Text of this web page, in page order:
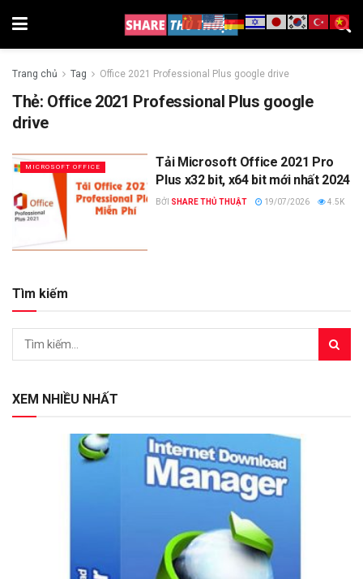
Trang chủ Tag Office 2021 Professional Plus google drive
Thẻ: Office 2021 Professional Plus google
drive
MICROSOFT OFFICE
Tải Microsoft Office 2021 Pro
Plus x32 bit, x64 bit mới nhất 2024
BỞI SHARE THỦ THUẬT 19/07/2026 4.5K
Tìm kiếm
XEM NHIỀU NHẤT